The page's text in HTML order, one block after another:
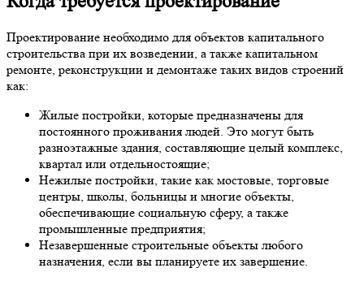
Проектирование необходимо для объектов капитального
строительства при их возведении, а также капитальном
ремонте, реконструкции и демонтаже таких видов строений
как:
Жилые постройки, которые предназначены для
постоянного проживания людей. Это могут быть
разноэтажные здания, составляющие целый комплекс,
квартал или отдельностоящие;
Нежилые постройки, такие как мостовые, торговые
центры, школы, больницы и многие объекты,
обеспечивающие социальную сферу, а также
промышленные предприятия;
Незавершенные строительные объекты любого
назначения, если вы планируете их завершение.